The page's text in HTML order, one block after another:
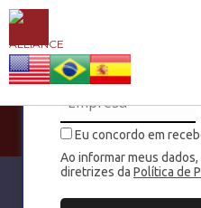
Eu concordo em
Ao informar meus
diretrizes da Política de